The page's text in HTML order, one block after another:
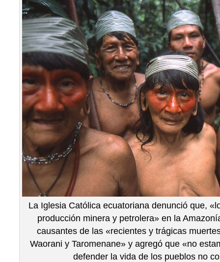
La Iglesia Católica ecuatoriana denunció que,
producción minera y petrolera» en la
causantes de las «recientes y trágicas
Waorani y Taromenane» y agregó que «no
defender la vida de los pueblos no